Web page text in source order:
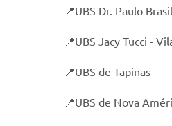
📍UBS Dr. Paulo
📍UBS Jacy Tucci -
📍UBS de Tapinas
📍UBS de Nova